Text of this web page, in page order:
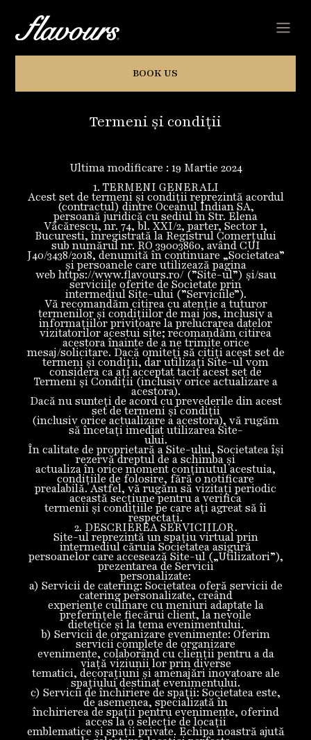
BOOK US
Termeni și condiții
Ultima modificare : 19 Martie 2024
1. TERMENI GENERALI
Acest set de termeni și condiții reprezintă acordul
(contractul) dintre Oceanul Indian SA,
persoană juridică cu sediul în Str. Elena
Văcărescu, nr. 74, bl. XXI/2, parter, Sector 1,
Bucuresti, înregistrată la Registrul Comerțului
sub numărul nr. RO 39003860, având CUI
J40/3438/2018, denumită în continuare „Societatea”
și persoanele care utilizează pagina
web https://www.flavours.ro/ (”Site-ul”) și/sau
serviciile oferite de Societate prin
intermediul Site-ului (”Serviciile”).
Vă recomandăm citirea cu atenție a tuturor
termenilor și condițiilor de mai jos, inclusiv a
informațiilor privitoare la prelucrarea datelor
vizitatorilor acestui site; recomandăm citirea
acestora înainte de a ne trimite orice
mesaj/solicitare. Dacă omiteți să citiți acest set de
termeni și condiții, dar utilizați Site-ul vom
considera ca ați acceptat tacit acest set de
Termeni și Condiții (inclusiv orice actualizare a
acestora).
Dacă nu sunteți de acord cu prevederile din acest
set de termeni și condiții
(inclusiv orice actualizare a acestora), vă rugăm
să încetați imediat utilizarea Site-
ului.
În calitate de proprietară a Site-ului, Societatea își
rezervă dreptul de a schimba și
actualiza în orice moment conținutul acestuia,
condițiile de folosire, fără o notificare
prealabilă. Astfel, vă rugăm să vizitați periodic
această secțiune pentru a verifica
termenii și condițiile pe care ați agreat să îi
respectați.
2. DESCRIEREA SERVICIILOR.
Site-ul reprezintă un spațiu virtual prin
intermediul căruia Societatea asigură
persoanelor care accesează Site-ul („Utilizatori”),
prezentarea de Servicii
personalizate:
a) Servicii de catering: Societatea oferă servicii de
catering personalizate, creând
experiențe culinare cu meniuri adaptate la
preferințele fiecărui client, la nevoile
dietetice și la tema evenimentului.
b) Servicii de organizare evenimente: Oferim
servicii complete de organizare
evenimente, colaborând cu clienții pentru a da
viață viziunii lor prin diverse
tematici, decorațiuni și amenajări inovatoare ale
spațiului destinat evenimentului.
c) Servicii de închiriere de spații: Societatea este,
de asemenea, specializată în
închirierea de spații pentru evenimente, oferind
acces la o selecție de locații
emblematice și spații private. Echipa noastră ajută